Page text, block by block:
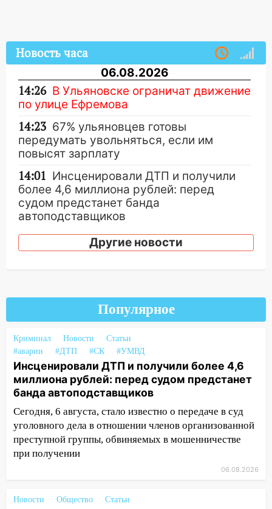
Новость часа
06.08.2026
14:26 В Ульяновске ограничат движение
по улице Ефремова
14:23 67% ульяновцев готовы
передумать увольняться, если им
повысят зарплату
14:01 Инсценировали ДТП и получили
более 4,6 миллиона рублей: перед
судом предстанет банда
автоподставщиков
13:36 В Инзе произошел крупный пожар
животными
12:28 Миллион на «льготниках»: в
Ульяновской области перевозчик
провернул хитрую схему с чужими
проездными
12:10 Ульяновский алиментщик накопил
120 тысяч долга
11:49 Снят режим «Ракетная
опасность» на территории Ульяновской
области
Кабмин РФ разрешил до 1 июля
бензина Евро 2, Евро 3, Евро 4
Другие новости
Популярное
Криминал Новости
Статьи
#аварии
#ДТП #СК #УМВД
Инсценировали ДТП и получили более 4,6
миллиона рублей: перед судом предстанет
банда автоподставщиков
Сегодня, 6 августа, стало известно о передаче в суд
уголовного дела в отношении членов организованной
преступной группы, обвиняемых в мошенничестве
при получении
06.08.2026
Новости Общество
Статьи